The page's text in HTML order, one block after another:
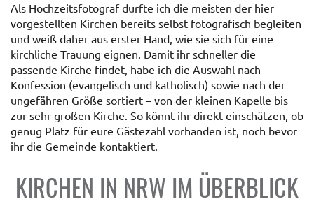
Als Hochzeitsfotograf durfte ich die meisten der hier
vorgestellten Kirchen bereits selbst fotografisch begleiten
und weiß daher aus erster Hand, wie sie sich für eine
kirchliche Trauung eignen. Damit ihr schneller die
passende Kirche findet, habe ich die Auswahl nach
Konfession (evangelisch und katholisch) sowie nach der
ungefähren Größe sortiert – von der kleinen Kapelle bis
zur sehr großen Kirche. So könnt ihr direkt einschätzen, ob
genug Platz für eure Gästezahl vorhanden ist, noch bevor
ihr die Gemeinde kontaktiert.
KIRCHEN IN NRW IM ÜBERBLICK